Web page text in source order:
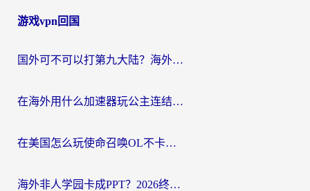
游戏vpn回国
国外可不可以打第九大陆？海外玩家国服畅玩终极指南（附3大热门游戏解决妙招）
在海外用什么加速器玩公主连结：Re？老玩家亲测的稳定方案来了
在美国怎么玩使命召唤OL不卡？海外党亲测有效的国服游戏加速器指南
海外非人学园卡成PPT？2026终极加速器指南：从暗区突围到王国纪元，一篇搞定